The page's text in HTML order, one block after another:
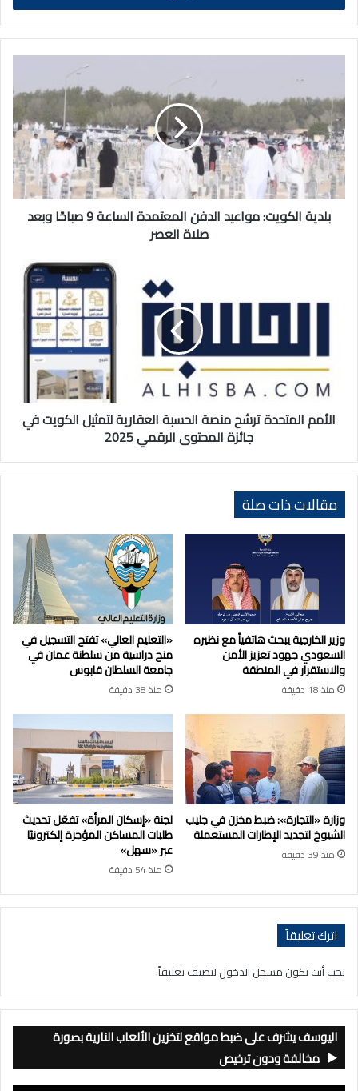
مواعيد
الدفن
المعتمدة
الساعة
9
صباحًا
وبعد
صلاة
العصر
بلدية الكويت: مواعيد الدفن المعتمدة الساعة 9 صباحًا وبعد
صلاة العصر
ترشح
لتمثيل
الكويت
جائزة
المحتوى
2025
الأمم المتحدة ترشح منصة الحسبة العقارية لتمثيل الكويت في
جائزة المحتوى الرقمي 2025
مقالات ذات صلة
وزير الخارجية يبحث هاتفياً مع نظيره
السعودي جهود تعزيز الأمن
والاستقرار في المنطقة
منذ 18 دقيقة
«التعليم العالي» تفتح التسجيل في
منح دراسية من سلطنة عمان في
جامعة السلطان قابوس
منذ 38 دقيقة
وزارة «التجارة»: ضبط مخزن في جليب
الشيوخ لتجديد الإطارات المستعملة
منذ 39 دقيقة
لجنة «إسكان المرأة» تفعّل تحديث
طلبات المساكن المؤجرة إلكترونيًا
عبر «سهل»
منذ 54 دقيقة
اترك تعليقاً
يجب أنت تكون مسجل الدخول لتضيف تعليقاً.
اليوسف يشرف على ضبط مواقع لتخزين الألعاب النارية بصورة
مخالفة ودون ترخيص